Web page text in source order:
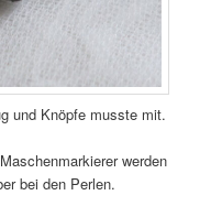
und Knöpfe musste mit.
werden
bei den Perlen.